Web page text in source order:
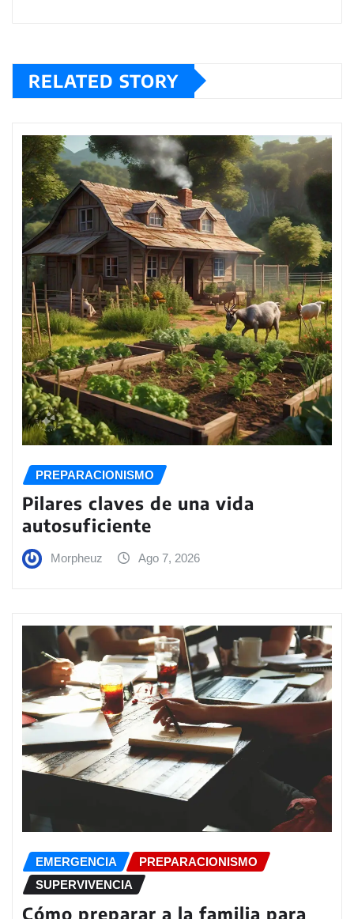
RELATED STORY
PREPARACIONISMO
Pilares claves de una vida
autosuficiente
Morpheuz Ago 7, 2026
EMERGENCIA
PREPARACIONISMO
SUPERVIVENCIA
Cómo preparar a la familia para